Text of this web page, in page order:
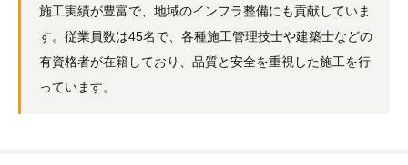
施工実績が豊富で、地域のインフラ整備にも貢献していま
す。従業員数は45名で、各種施工管理技士や建築士などの
有資格者が在籍しており、品質と安全を重視した施工を行
っています。